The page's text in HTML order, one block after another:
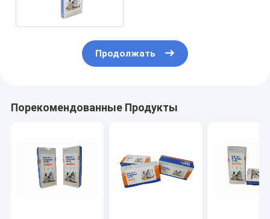
Продолжать
Порекомендованные Продукты